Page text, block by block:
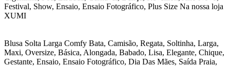
Festival, Show, Ensaio, Ensaio Fotográfico, Plus Size Na nossa loja
XUMI
Blusa Solta Larga Comfy Bata, Camisão, Regata, Soltinha, Larga,
Maxi, Oversize, Básica, Alongada, Babado, Lisa, Elegante, Chique,
Gestante, Ensaio, Ensaio Fotográfico, Dia Das Mães, Saída Praia,